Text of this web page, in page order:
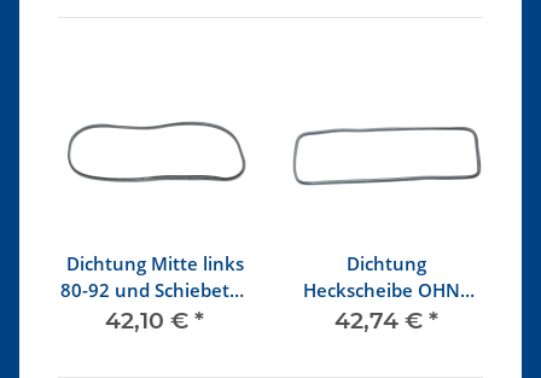
Dichtung Mitte links
80-92 und Schiebetür
bis 84 OHNE Nut
42,10 € *
Dichtung
Heckscheibe OHNE
Nut
42,74 € *